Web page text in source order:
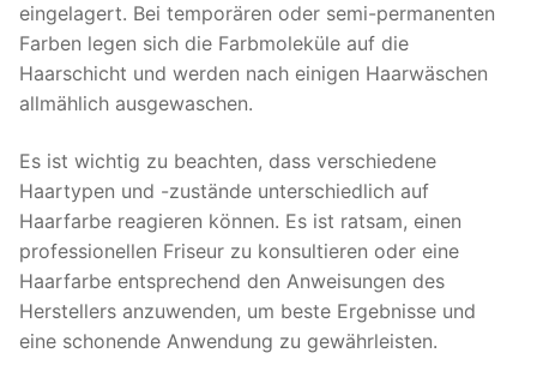
eingelagert. Bei temporären oder semi-permanenten
Farben legen sich die Farbmoleküle auf die
Haarschicht und werden nach einigen Haarwäschen
allmählich ausgewaschen.
Es ist wichtig zu beachten, dass verschiedene
Haartypen und -zustände unterschiedlich auf
Haarfarbe reagieren können. Es ist ratsam, einen
professionellen Friseur zu konsultieren oder eine
Haarfarbe entsprechend den Anweisungen des
Herstellers anzuwenden, um beste Ergebnisse und
eine schonende Anwendung zu gewährleisten.